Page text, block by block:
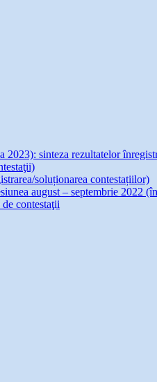
sinteza rezultatelor
soluționarea contestațiilor)
august – septembrie 2022
contestaţii